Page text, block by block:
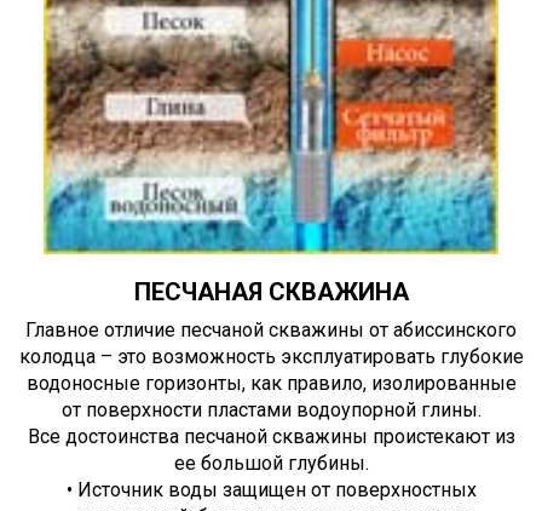
ПЕСЧАНАЯ СКВАЖИНА
Главное отличие песчаной скважины от абиссинского
колодца – это возможность эксплуатировать глубокие
водоносные горизонты, как правило, изолированные
от поверхности пластами водоупорной глины.
Все достоинства песчаной скважины проистекают из
ее большой глубины.
• Источник воды защищен от поверхностных